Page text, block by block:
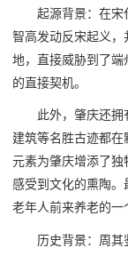
起源背景：在宋
智高发动反宋起义
地，直接威胁到了
的直接契机。
此外，肇庆还
建筑等名胜古迹都
元素为肇庆增添了独
感受到文化的熏陶。
老年人前来养老的一
历史背景：周